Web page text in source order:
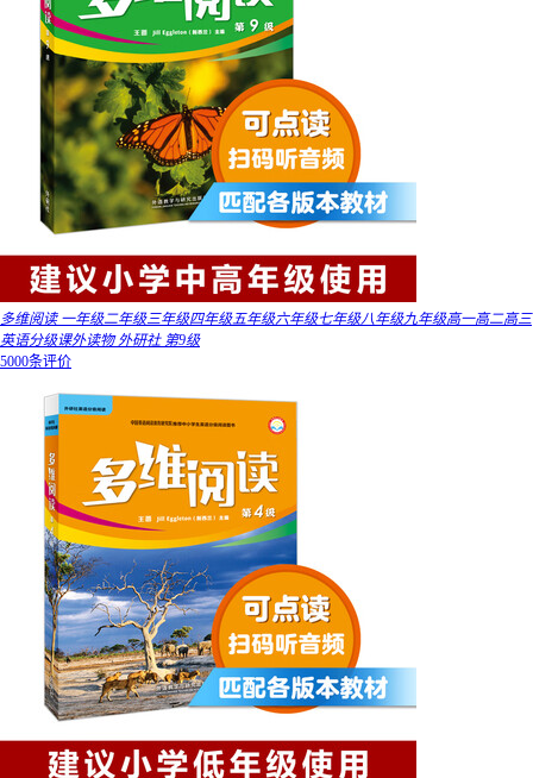
多维阅读 一年级二年级三年级四年级五年级六年级七年级八年级九年级高一高二高三
英语分级课外读物 外研社 第9级
5000条评价